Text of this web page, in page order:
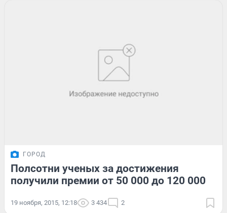
ГОРОД
Полсотни ученых за достижения
получили премии от 50 000 до 120 000
19 ноября, 2015, 12:18 3 434 2